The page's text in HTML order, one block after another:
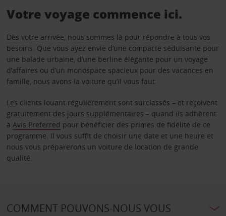
Votre voyage commence ici.
Dès votre arrivée, nous sommes là pour répondre à tous vos
besoins. Que vous ayez envie d’une compacte séduisante pour
une balade urbaine, d’une berline élégante pour un voyage
d’affaires ou d’un monospace spacieux pour des vacances en
famille, nous avons la voiture qu’il vous faut.
Les clients louant régulièrement sont surclassés – et reçoivent
gratuitement des jours supplémentaires – quand ils adhèrent
à Avis Preferred pour bénéficier des primes de fidélité de ce
programme. Il vous suffit de choisir une date et une heure et
nous vous préparerons un voiture de location de grande
qualité.
COMMENT POUVONS-NOUS VOUS